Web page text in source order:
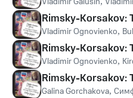
Rimsky-Korsakov:
Vladimir Ognovienko,
Rimsky-Korsakov:
Vladimir Ognovienko,
Rimsky-Korsakov:
Galina Gorchakova,